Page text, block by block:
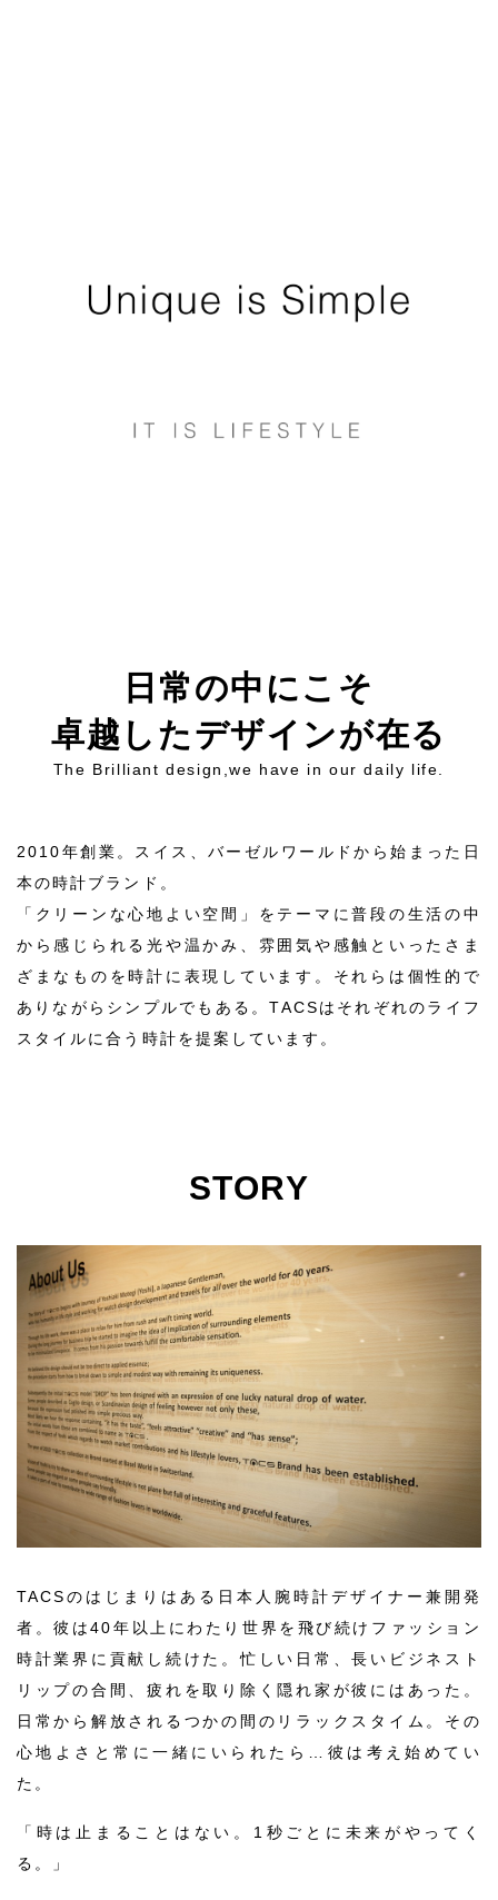
日 常の中 にこ そ
卓越 し たデザイ ンが在る
The Brilliant design,we have in our daily life.
2010年創業。スイス、バーゼルワールドから始まった日
本の時計ブランド。
「クリーンな心地よい空間」をテーマに普段の生活の中
から感じられる光や温かみ、雰囲気や感触といったさま
ざまなものを時計に表現しています。それらは個性的で
ありながらシンプルでもある。TACSはそれぞれのライフ
スタイルに合う時計を提案しています。
STORY
TACSのはじまりはある日本人腕時計デザイナー兼開発
者。彼は40年以上にわたり世界を飛び続けファッション
時計業界に貢献し続けた。忙しい日常、長いビジネスト
リップの合間、疲れを取り除く隠れ家が彼にはあった。
日常から解放されるつかの間のリラックスタイム。その
心地よさと常に一緒にいられたら…彼は考え始めてい
た。
「時は止まることはない。1秒ごとに未来がやってく
る。」